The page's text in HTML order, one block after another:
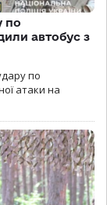
по
автобус з
по
атаки на